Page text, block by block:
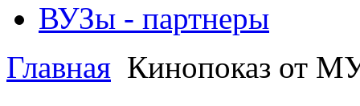
ВУЗы - партнеры
Главная Кинопоказ от